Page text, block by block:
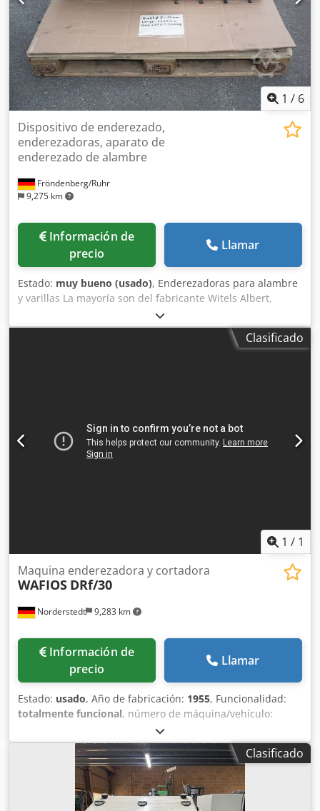
1 / 6
Fröndenberg/Ruhr
9,275 km
Dispositivo de enderezado,
enderezadoras, aparato de
enderezado de alambre
Información de
precio
Llamar
Estado: muy bueno (usado), Enderezadoras para alambre
y varillas La mayoría son del fabricante Witels Albert,
aunque también hay otros fabricantes disponibles. Dcjdpjy
Eyzfsfx Agusk Las enderezadoras más pequeñas son para
alambre de 0,5 – 0,8 mm, las más grandes alcanzan hasta
Clasificado
1 / 1
Norderstedt 9,283 km
Maquina enderezadora y cortadora
WAFIOS DRf/30
Información de
precio
Llamar
Estado: usado, Año de fabricación: 1955, Funcionalidad:
totalmente funcional, número de máquina/vehículo:
, Oferta No.: D08L/8075 Tipo de maquina:
maquina enderezadora y cortadora Info: máquina
enderezadora y cortadora Marca: WAFIOS Tipo: DRf/30
Ano: 1955 gama de diámetro: 7-16 mm largo de corte: 6000
mm Dcjdjwi Svispfx Agusk velocidad - metros/min: 65 Sitio:
Nuestros almacén
Clasificado